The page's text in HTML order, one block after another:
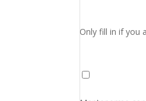
Only fill in if you